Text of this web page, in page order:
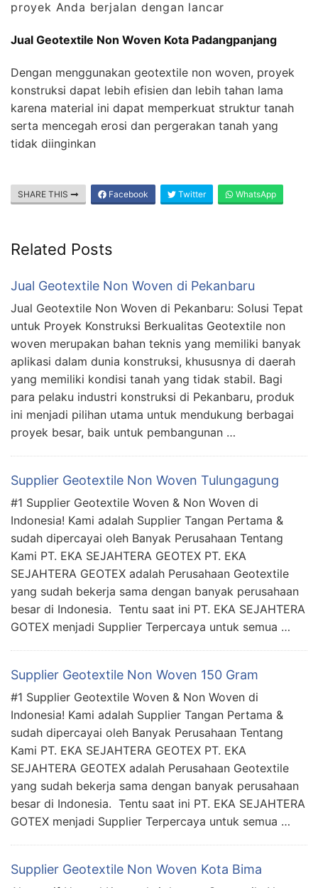
proyek Anda berjalan dengan lancar
Jual Geotextile Non Woven Kota Padangpanjang
Dengan menggunakan geotextile non woven, proyek
konstruksi dapat lebih efisien dan lebih tahan lama
karena material ini dapat memperkuat struktur tanah
serta mencegah erosi dan pergerakan tanah yang
tidak diinginkan
SHARE THIS Facebook Twitter WhatsApp
Related Posts
Jual Geotextile Non Woven di Pekanbaru
Jual Geotextile Non Woven di Pekanbaru: Solusi Tepat
untuk Proyek Konstruksi Berkualitas Geotextile non
woven merupakan bahan teknis yang memiliki banyak
aplikasi dalam dunia konstruksi, khususnya di daerah
yang memiliki kondisi tanah yang tidak stabil. Bagi
para pelaku industri konstruksi di Pekanbaru, produk
ini menjadi pilihan utama untuk mendukung berbagai
proyek besar, baik untuk pembangunan …
Supplier Geotextile Non Woven Tulungagung
#1 Supplier Geotextile Woven & Non Woven di
Indonesia! Kami adalah Supplier Tangan Pertama &
sudah dipercayai oleh Banyak Perusahaan Tentang
Kami PT. EKA SEJAHTERA GEOTEX PT. EKA
SEJAHTERA GEOTEX adalah Perusahaan Geotextile
yang sudah bekerja sama dengan banyak perusahaan
besar di Indonesia. Tentu saat ini PT. EKA SEJAHTERA
GOTEX menjadi Supplier Terpercaya untuk semua …
Supplier Geotextile Non Woven 150 Gram
#1 Supplier Geotextile Woven & Non Woven di
Indonesia! Kami adalah Supplier Tangan Pertama &
sudah dipercayai oleh Banyak Perusahaan Tentang
Kami PT. EKA SEJAHTERA GEOTEX PT. EKA
SEJAHTERA GEOTEX adalah Perusahaan Geotextile
yang sudah bekerja sama dengan banyak perusahaan
besar di Indonesia. Tentu saat ini PT. EKA SEJAHTERA
GOTEX menjadi Supplier Terpercaya untuk semua …
Supplier Geotextile Non Woven Kota Bima